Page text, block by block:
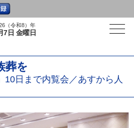
（令和8）年
7日 金曜日
葬を
10日まで内覧会／あすから人